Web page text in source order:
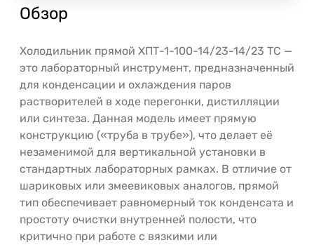
Обзор
Холодильник прямой ХПТ-1-100-14/23-14/23 ТС —
это лабораторный инструмент, предназначенный
для конденсации и охлаждения паров
растворителей в ходе перегонки, дистилляции
или синтеза. Данная модель имеет прямую
конструкцию («труба в трубе»), что делает её
незаменимой для вертикальной установки в
стандартных лабораторных рамках. В отличие от
шариковых или змеевиковых аналогов, прямой
тип обеспечивает равномерный ток конденсата и
простоту очистки внутренней полости, что
критично при работе с вязкими или